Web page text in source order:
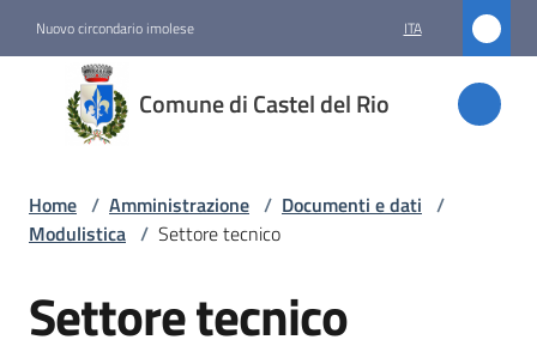
Nuovo circondario imolese ITA
Comune di Castel del Rio
Comune
di
Castel
Amministrazione
Menu selezionato
Home / Amministrazione / Documenti e dati /
Modulistica / Settore tecnico
Settore tecnico